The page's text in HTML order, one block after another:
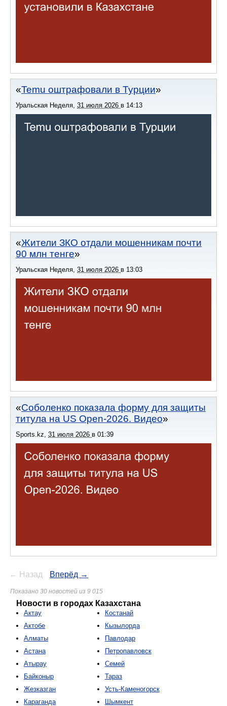
Temu оштрафовали в Турции
Уральская Неделя 31 июля 2026 в 14:13
Жители ЗКО отдали мошенникам почти
90 млн тенге
Уральская Неделя, 31 июля 2026 в 13:03
Соболенко показала форму для защиты
титула на US Open-2026. Видео
Sports.kz, 31 июля 2026 в 01:39
← Назад Вперёд →
Показано 30 новостей из 9 015
Новости в городах Казахстана
Актау
Актобе
Алматы
Астана
Атырау
Байконыр
Жезказган
Караганда
Костанай
Кызылорда
Павлодар
Петропавловск
Семей
Тараз
Усть-Каменогорск
Шымкент